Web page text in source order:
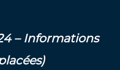
– Informations